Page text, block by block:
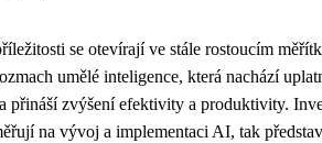
se otevírají ve stále rostoucím
umělé inteligence, která nachází
přináší zvýšení efektivity a produktivity.
na vývoj a implementaci AI, tak